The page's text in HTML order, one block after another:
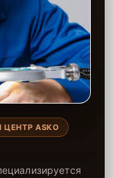
ASKO